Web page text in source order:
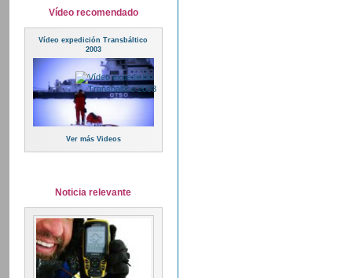
Vídeo recomendado
Vídeo expedición Transbáltico
2003
Ver más Videos
Noticia relevante